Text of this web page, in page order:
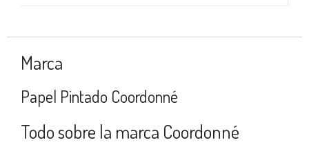
Marca
Papel Pintado Coordonné
Todo sobre la marca Coordonné